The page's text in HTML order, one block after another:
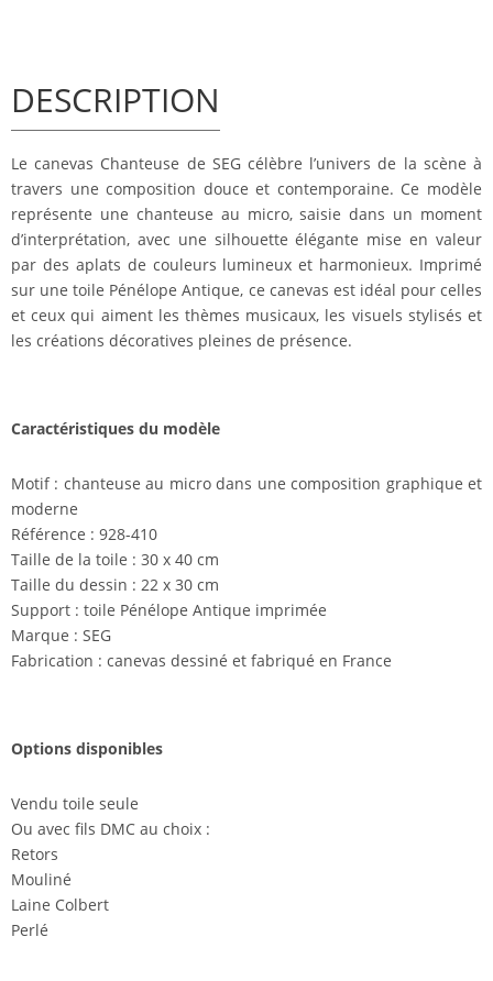
DESCRIPTION
Le canevas Chanteuse de SEG célèbre l’univers de la scène à
travers une composition douce et contemporaine. Ce modèle
représente une chanteuse au micro, saisie dans un moment
d’interprétation, avec une silhouette élégante mise en valeur
par des aplats de couleurs lumineux et harmonieux. Imprimé
sur une toile Pénélope Antique, ce canevas est idéal pour celles
et ceux qui aiment les thèmes musicaux, les visuels stylisés et
les créations décoratives pleines de présence.
Caractéristiques du modèle
Motif : chanteuse au micro dans une composition graphique et
moderne
Référence : 928-410
Taille de la toile : 30 x 40 cm
Taille du dessin : 22 x 30 cm
Support : toile Pénélope Antique imprimée
Marque : SEG
Fabrication : canevas dessiné et fabriqué en France
Options disponibles
Vendu toile seule
Ou avec fils DMC au choix :
Retors
Mouliné
Laine Colbert
Perlé